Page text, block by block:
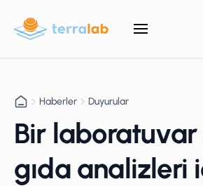
Haberler Duyurular
Bir
gıda analizleri